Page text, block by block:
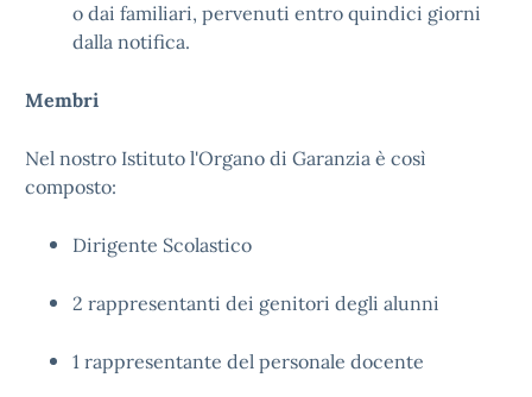
o dai familiari, pervenuti entro quindici giorni
dalla notifica.
Membri
Nel nostro Istituto l'Organo di Garanzia è così
composto:
Dirigente Scolastico
2 rappresentanti dei genitori degli alunni
1 rappresentante del personale docente